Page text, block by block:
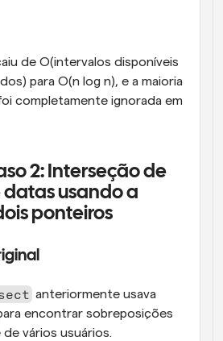
de O(intervalos disponíveis
para O(n log n), e a maioria
completamente ignorada em
2: Interseção de
usando a
ponteiros
anteriormente usava
encontrar sobreposições
vários usuários.